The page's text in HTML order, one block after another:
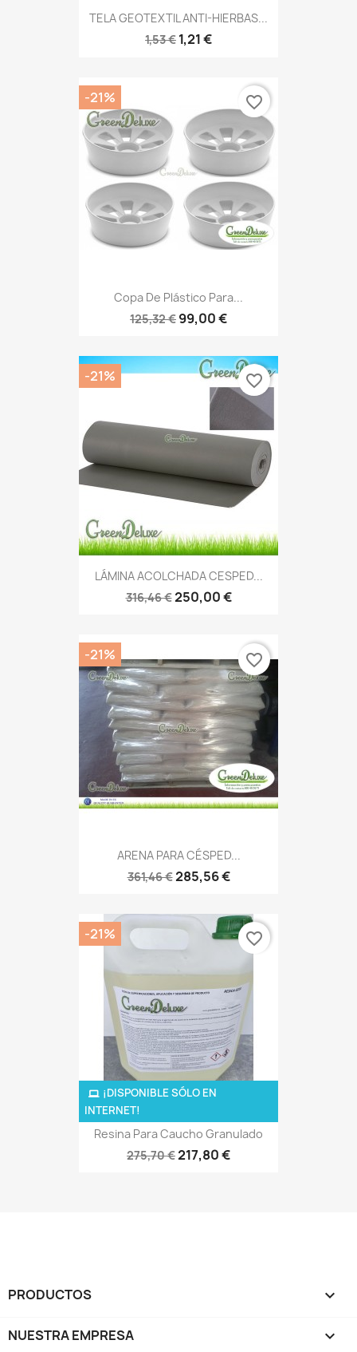
TELA GEOTEXTIL ANTI-HIERBAS...
1,53 € 1,21 €
Copa De Plástico Para...
125,32 € 99,00 €
-21% favorite_border
LÁMINA ACOLCHADA CESPED...
316,46 €250,00 €
-21% favorite_border
ARENA PARA CÉSPED...
361,46 €285,56 €
-21% favorite_border
Resina Para Caucho Granulado
275,70 €217,80 €
¡DISPONIBLE SÓLO EN
INTERNET!
-21% favorite_border
PRODUCTOS 
NUESTRA EMPRESA 